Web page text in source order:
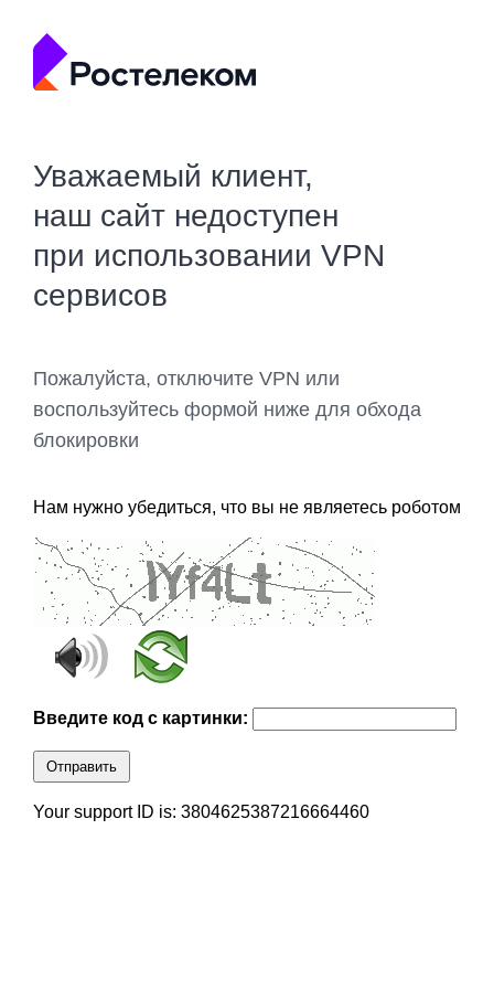
Уважаемый клиент,
наш сайт недоступен
при использовании VPN
сервисов
Пожалуйста, отключите VPN или
воспользуйтесь формой ниже для обхода
блокировки
Нам нужно убедиться, что вы не являетесь роботом
Введите код с картинки:
Отправить
Your support ID is: 3804625387216664460